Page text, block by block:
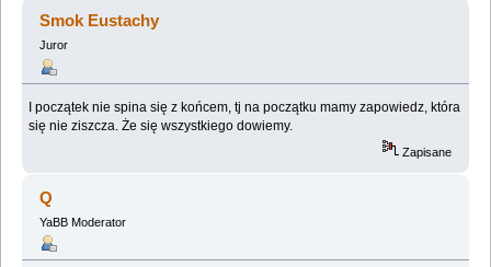
Smok Eustachy
Juror
I początek nie spina się z końcem, tj na początku mamy zapowiedz, która
się nie ziszcza. Że się wszystkiego dowiemy.
Zapisane
Q
YaBB Moderator